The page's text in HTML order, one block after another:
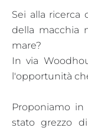
Sei alla ricerca
della macchia
mare?
In via
l'opportunità
Proponiamo in
stato grezzo